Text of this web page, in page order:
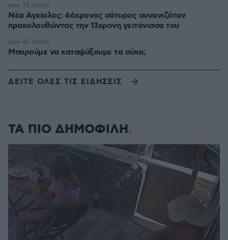
Νέα Αγχίαλος: 66χρονος σάτυρος αυνανιζόταν
πρακολουθώντας την 13χρονη γειτόνισσα του
πριν 33 λεπτά
Μπορούμε να καταψύξουμε τα σύκα;
πριν 42 λεπτά
ΔΕΙΤΕ ΟΛΕΣ ΤΙΣ ΕΙΔΗΣΕΙΣ
ΤΑ ΠΙΟ ΔΗΜΟΦΙΛΗ